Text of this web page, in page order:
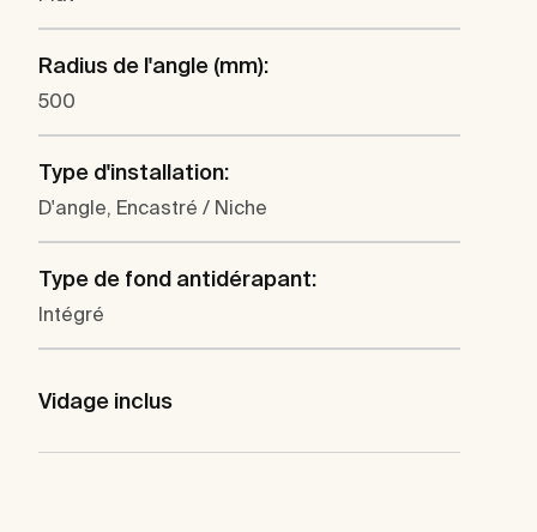
Radius de l'angle (mm):
500
Type d'installation:
D'angle, Encastré / Niche
Type de fond antidérapant:
Intégré
Vidage inclus